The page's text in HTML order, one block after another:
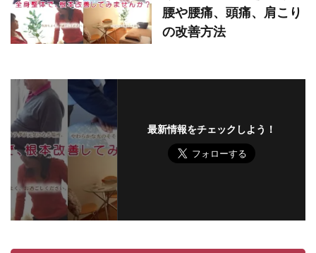
腰や腰痛、頭痛、肩こり
の改善方法
最新情報をチェックしよう！